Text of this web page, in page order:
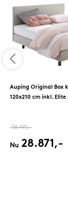
Auping Original Box
120x210 cm inkl. Elite
38.495,-
Nu 28.871,-